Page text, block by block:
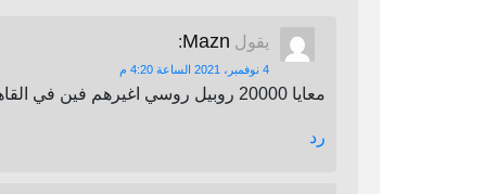
يقول Mazn
:
4 نوفمبر، 2021 الساعة 4:20 م
معايا 20000 روبيل روسي اغيرهم فين في القاهرة
رد